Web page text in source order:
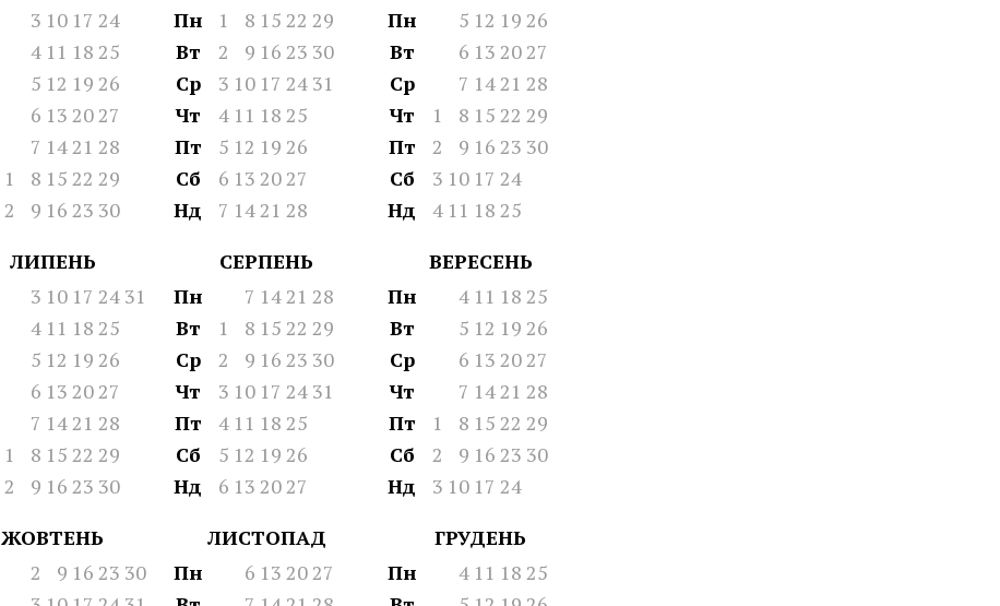
3 10 17 24
4 11 18 25
5 12 19 26
6 13 2027
7 1421 28
1 8 15 22 29
2 9 16 23 30
Пн
1 8 15 22 29
Вт
2 9 16 23 30
Ср
3 10 17 24 31
Чт
4 11 18 25
Пт
5 12 19 26
Сб
6 13 2027
Нд
7 1421 28
Пн
5 12 19 26
Вт
6 13 2027
Ср
7 1421 28
Чт
1 8 15 22 29
Пт
2 9 16 23 30
Сб
3 10 17 24
Нд
4 11 18 25
ЛИПЕНЬ
3 10 17 24 31
4 11 18 25
5 12 19 26
6 13 2027
7 1421 28
1 8 15 22 29
2 9 16 23 30
СЕРПЕНЬ
Пн
7 1421 28
Вт
1 8 15 22 29
Ср
2 9 16 23 30
Чт
3 10 17 24 31
Пт
4 11 18 25
Сб
5 12 19 26
Нд
6 13 2027
ВЕРЕСЕНЬ
Пн
4 11 18 25
Вт
5 12 19 26
Ср
6 13 2027
Чт
7 1421 28
Пт
1 8 15 22 29
Сб
2 9 16 23 30
Нд
3 10 17 24
ЖОВТЕНЬ
2 9 16 23 30
ЛИСТОПАД
Пн
6 13 2027
ГРУДЕНЬ
Пн
4 11 18 25